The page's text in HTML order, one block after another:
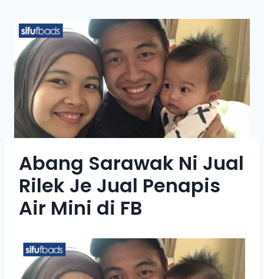
Abang Sarawak Ni Jual
Rilek Je Jual Penapis
Air Mini di FB